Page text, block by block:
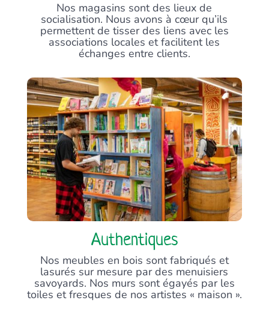
Nos magasins sont des lieux de
socialisation. Nous avons à cœur qu’ils
permettent de tisser des liens avec les
associations locales et facilitent les
échanges entre clients.
Authentiques
Nos meubles en bois sont fabriqués et
lasurés sur mesure par des menuisiers
savoyards. Nos murs sont égayés par les
toiles et fresques de nos artistes « maison ».